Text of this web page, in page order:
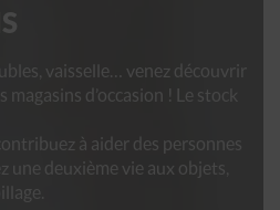
vaisselle… venez découvrir
magasins d’occasion ! Le stock
à aider des personnes
une deuxième vie aux objets,